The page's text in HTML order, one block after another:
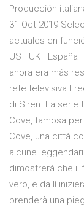
Producción
31 Oct 2019
actuales en
US · UK ·
ahora era más
rete televisiva
di Siren. La serie
Cove, famosa
Cove, una città
alcune
dimostrerà che il
vero, e da lì
prenderà una